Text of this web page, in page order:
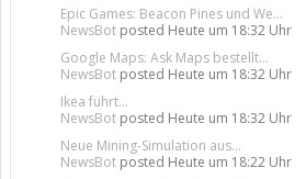
Epic Games: Beacon Pines und We...
NewsBot posted Heute um 18:32 Uhr
Google Maps: Ask Maps bestellt...
NewsBot posted Heute um 18:32 Uhr
Ikea führt...
NewsBot posted Heute um 18:32 Uhr
Neue Mining-Simulation aus...
NewsBot posted Heute um 18:22 Uhr